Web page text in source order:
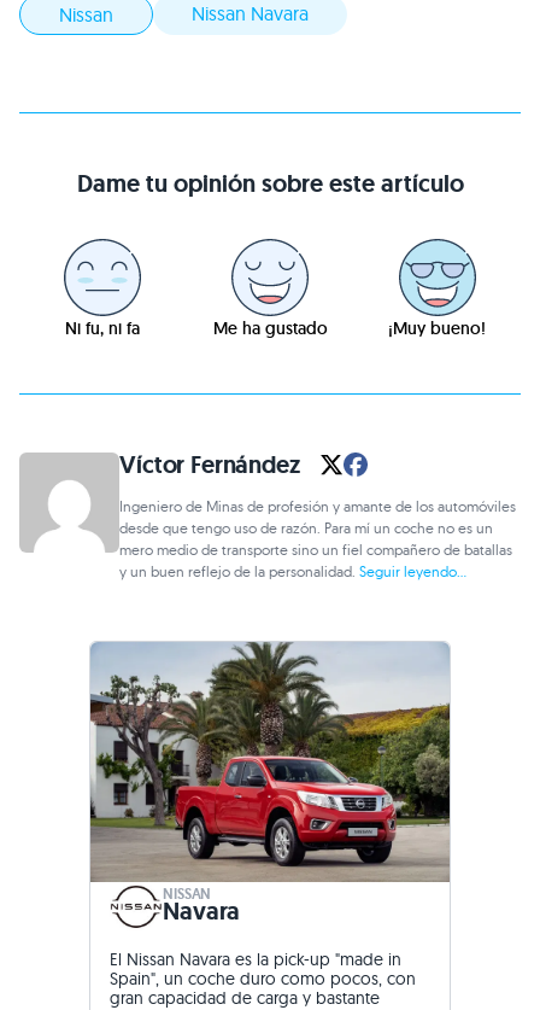
Nissan
Nissan Navara
Dame tu opinión sobre este artículo
Ni fu, ni fa Me ha gustado ¡Muy bueno!
Víctor Fernández
Ingeniero de Minas de profesión y amante de los automóviles
desde que tengo uso de razón. Para mí un coche no es un
mero medio de transporte sino un fiel compañero de batallas
y un buen reflejo de la personalidad.Seguir leyendo...
NISSAN
Navara
El Nissan Navara es la pick-up "made in
Spain", un coche duro como pocos, con
gran capacidad de carga y bastante